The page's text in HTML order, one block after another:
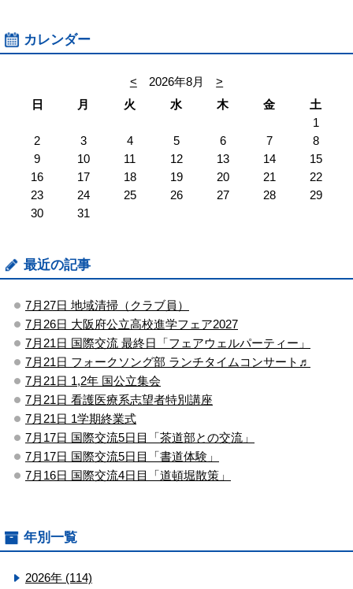
カレンダー
< 2026年8月
>
日
月 火 水 木 金
土
1
2
3 4 5 6 7
8
9
10 11 12 13 14
15
16
17 18 19 20 21
22
23
24 25 26 27 28
29
30
31
最近の記事
7月27日 地域清掃（クラブ員）
7月26日 大阪府公立高校進学フェア2027
7月21日 国際交流 最終日「フェアウェルパーティー」
7月21日 フォークソング部 ランチタイムコンサート♬
7月21日 1,2年 国公立集会
7月21日 看護医療系志望者特別講座
7月21日 1学期終業式
7月17日 国際交流5日目「茶道部との交流」
7月17日 国際交流5日目「書道体験」
7月16日 国際交流4日目「道頓堀散策」
年別一覧
2026年 (114)